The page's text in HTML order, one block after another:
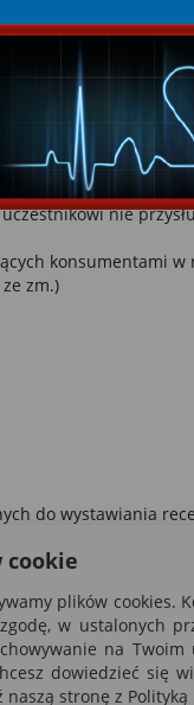
zgłaszać na adres
opłaty
przed konferencją —
— koszty
nie
konsumentami
zm.)
do wystawiania
cookie
plików cookies.
w ustalonych
na
dowiedzieć się
stronę z Polityką